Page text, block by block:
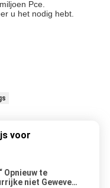
Pce.
u het nodig hebt.
voor
Opnieuw te
niet Geweven